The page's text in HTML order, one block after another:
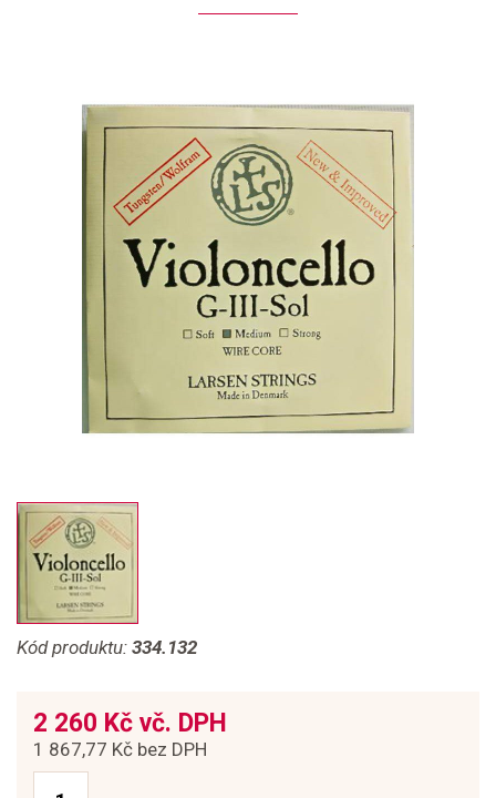
Kód produktu: 334.132
2 260 Kč vč. DPH
1 867,77 Kč bez DPH